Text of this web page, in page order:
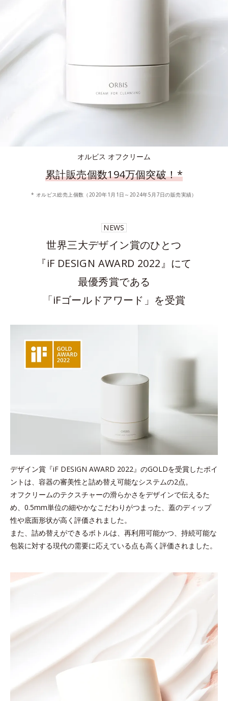
オルビス オフクリーム
累計販売個数194万個突破！*
* オルビス総売上個数（2020年1月1日～2024年5月7日の販売実績）
NEWS
世界三大デザイン賞のひとつ
『iF DESIGN AWARD 2022』にて
最優秀賞である
「iFゴールドアワード」を受賞
デザイン賞『iF DESIGN AWARD 2022』のGOLDを受賞したポイ
ントは、容器の審美性と詰め替え可能なシステムの2点。
オフクリームのテクスチャーの滑らかさをデザインで伝えるた
め、 0.5mm単位の細やかなこだわりがつまった、蓋のディップ
性や底面形状が高く評価されました。
また、詰め替えができるボトルは、再利用可能かつ、持続可能な
包装に対する現代の需要に応えている点も高く評価されました。